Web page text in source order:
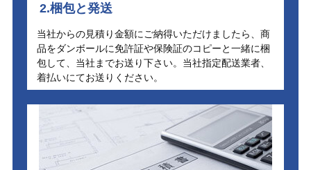
2.梱包と発送
当社からの見積り金額にご納得いただけましたら、商
品をダンボールに免許証や保険証のコピーと一緒に梱
包して、当社までお送り下さい。当社指定配送業者、
着払いにてお送りください。